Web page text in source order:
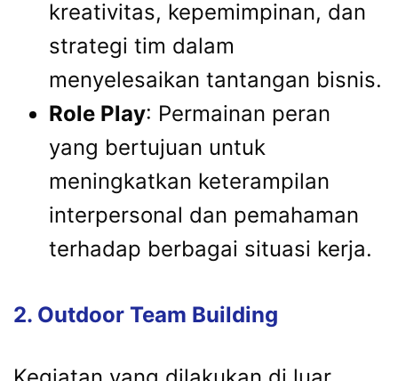
kreativitas, kepemimpinan, dan
strategi tim dalam
menyelesaikan tantangan bisnis.
Role Play: Permainan peran
yang bertujuan untuk
meningkatkan keterampilan
interpersonal dan pemahaman
terhadap berbagai situasi kerja.
2. Outdoor Team Building